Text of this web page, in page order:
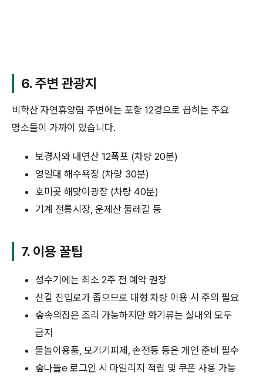
6.주변 관광지
비학산 자연휴양림 주변에는 포항 12경으로 꼽히는 주요
명소들이 가까이 있습니다.
보경사와 내연산 12폭포 (차량 20분)
영일대 해수욕장 (차량 30분)
호미곶 해맞이광장 (차량 40분)
기계 전통시장, 운제산 둘레길 등
7. 이용 꿀팁
성수기에는 최소 2주 전 예약 권장
산길 진입로가 좁으므로 대형 차량 이용 시 주의 필요
숲속의집은 조리 가능하지만 화기류는 실내외 모두
금지
물놀이용품, 모기기피제, 손전등 등은 개인 준비 필수
숲나들e 로그인 시 마일리지 적립 및 쿠폰 사용 가능